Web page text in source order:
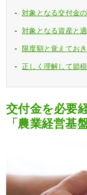
対象となる交付金
対象となる資産と
限度額と覚えてお
正しく理解して節
交付金を必要
「農業経営基